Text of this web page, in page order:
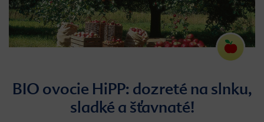
BIO ovocie HiPP: dozreté na slnku,
sladké a šťavnaté!